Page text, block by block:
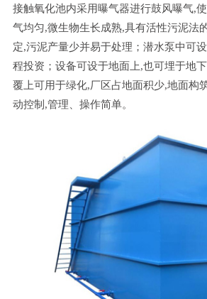
接触氧化池内采用曝气器进行鼓风曝气,
气均匀,微生物生长成熟,具有活性污泥法
定,污泥产量少并易于处理；潜水泵中可
程投资；设备可设于地面上,也可埋于地
覆上可用于绿化,厂区占地面积少,地面构
动控制,管理、操作简单。